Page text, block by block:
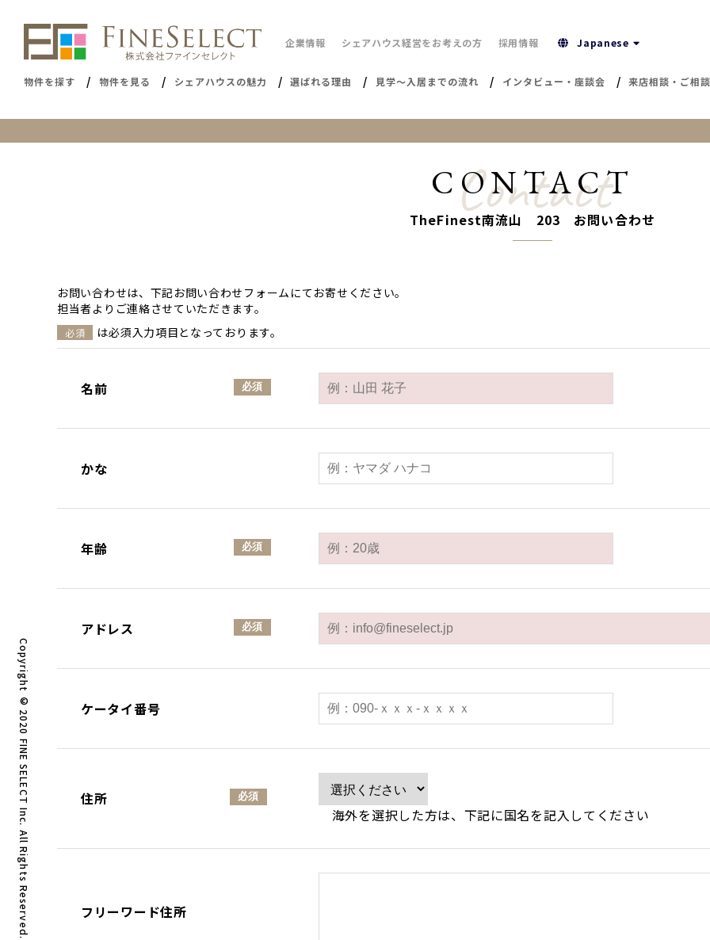
企業情報 シェアハウス経営をお考えの方 採用情報 Japanese
物件を探す 物件を見る シェアハウスの魅力 選ばれる理由 見学～入居までの流れ インタビュー・座談会 来店相談・ご相
CONTACT
TheFinest南流山 203 お問い合わせ
Contact
お問い合わせは、下記お問い合わせフォームにてお寄せください。
担当者よりご連絡させていただきます。
必須 は必須入力項目となっております。
名前 必須
かな
年齢 必須
アドレス 必須
ケータイ番号
住所 必須
海外を選択した方は、下記に国名を記入してください
フリーワード住所
Copyright © 2020 FINE SELECT Inc. All Rights Reserved.